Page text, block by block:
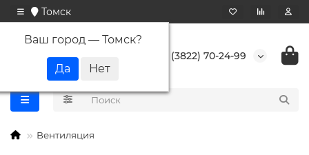
Томск
Ваш город — Томск?
+7 (3822) 70-24-99
Вентиляция